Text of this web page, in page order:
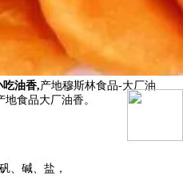
吃油香,产地穆斯林食品-大厂油
地食品大厂油香。
、碱、盐，